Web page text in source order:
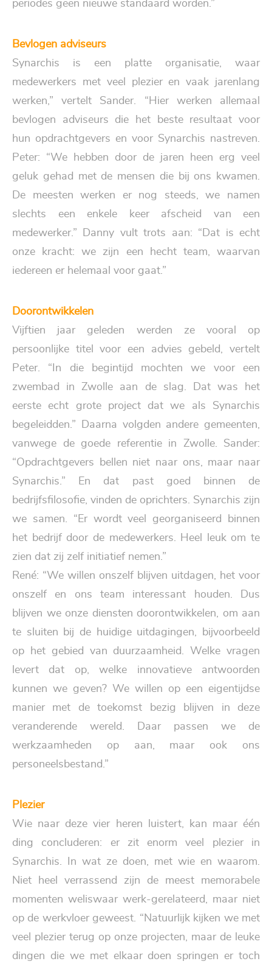
periodes geen nieuwe standaard worden.”
Bevlogen adviseurs
Synarchis is een platte organisatie, waar
medewerkers met veel plezier en vaak jarenlang
werken,” vertelt Sander. “Hier werken allemaal
bevlogen adviseurs die het beste resultaat voor
hun opdrachtgevers en voor Synarchis nastreven.
Peter: “We hebben door de jaren heen erg veel
geluk gehad met de mensen die bij ons kwamen.
De meesten werken er nog steeds, we namen
slechts een enkele keer afscheid van een
medewerker.” Danny vult trots aan: “Dat is echt
onze kracht: we zijn een hecht team, waarvan
iedereen er helemaal voor gaat.”
Doorontwikkelen
Vijftien jaar geleden werden ze vooral op
persoonlijke titel voor een advies gebeld, vertelt
Peter. “In die begintijd mochten we voor een
zwembad in Zwolle aan de slag. Dat was het
eerste echt grote project dat we als Synarchis
begeleidden.” Daarna volgden andere gemeenten,
vanwege de goede referentie in Zwolle. Sander:
“Opdrachtgevers bellen niet naar ons, maar naar
Synarchis.” En dat past goed binnen de
bedrijfsfilosofie, vinden de oprichters. Synarchis zijn
we samen. “Er wordt veel georganiseerd binnen
het bedrijf door de medewerkers. Heel leuk om te
zien dat zij zelf initiatief nemen.”
René: “We willen onszelf blijven uitdagen, het voor
onszelf en ons team interessant houden. Dus
blijven we onze diensten doorontwikkelen, om aan
te sluiten bij de huidige uitdagingen, bijvoorbeeld
op het gebied van duurzaamheid. Welke vragen
levert dat op, welke innovatieve antwoorden
kunnen we geven? We willen op een eigentijdse
manier met de toekomst bezig blijven in deze
veranderende wereld. Daar passen we de
werkzaamheden op aan, maar ook ons
personeelsbestand.”
Plezier
Wie naar deze vier heren luistert, kan maar één
ding concluderen: er zit enorm veel plezier in
Synarchis. In wat ze doen, met wie en waarom.
Niet heel verrassend zijn de meest memorabele
momenten weliswaar werk-gerelateerd, maar niet
op de werkvloer geweest. “Natuurlijk kijken we met
veel plezier terug op onze projecten, maar de leuke
dingen die we met elkaar doen springen er toch